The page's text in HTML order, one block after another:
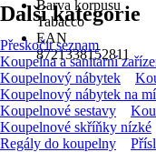
Barva korpusu
Tabacco
EAN
8721338152811
Další kategorie
Přeskočit seznam
Koupelna a sanitární
Koupelnový nábytek
Koupelnový nábytek na
Koupelnové sestavy
Koupelnové skříňky nízké
Regály do koupelny